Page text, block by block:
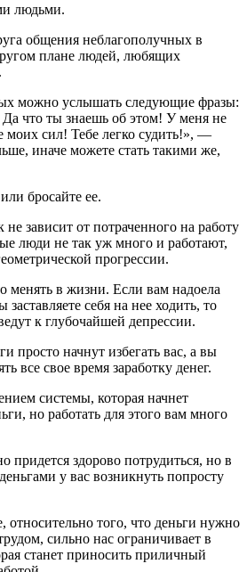
людьми.
общения неблагополучных в
плане людей, любящих
можно услышать следующие фразы:
что ты знаешь об этом! У меня не
сил! Тебе легко судить!», —
иначе можете стать такими же,
бросайте ее.
зависит от потраченного на работу
люди не так уж много и работают,
прогрессии.
менять в жизни. Если вам надоела
заставляете себя на нее ходить, то
к глубочайшей депрессии.
просто начнут избегать вас, а вы
все свое время заработку денег.
системы, которая начнет
но работать для этого вам много
придется здорово потрудиться, но в
у вас возникнуть попросту
относительно того, что деньги нужно
сильно нас ограничивает в
станет приносить приличный